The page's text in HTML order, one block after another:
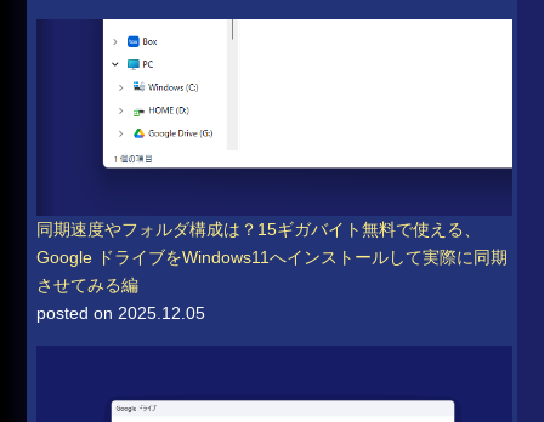
同期速度やフォルダ構成は？15ギガバイト無料で使える、
Google ドライブをWindows11へインストールして実際に同期
させてみる編
posted on 2025.12.05